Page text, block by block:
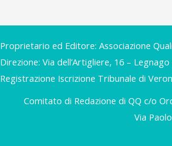
Proprietario ed Editore: Associazione
Direzione: Via dell’Artigliere, 16 – Legnago
Registrazione Iscrizione Tribunale di
Comitato di Redazione di QQ c/o
Via